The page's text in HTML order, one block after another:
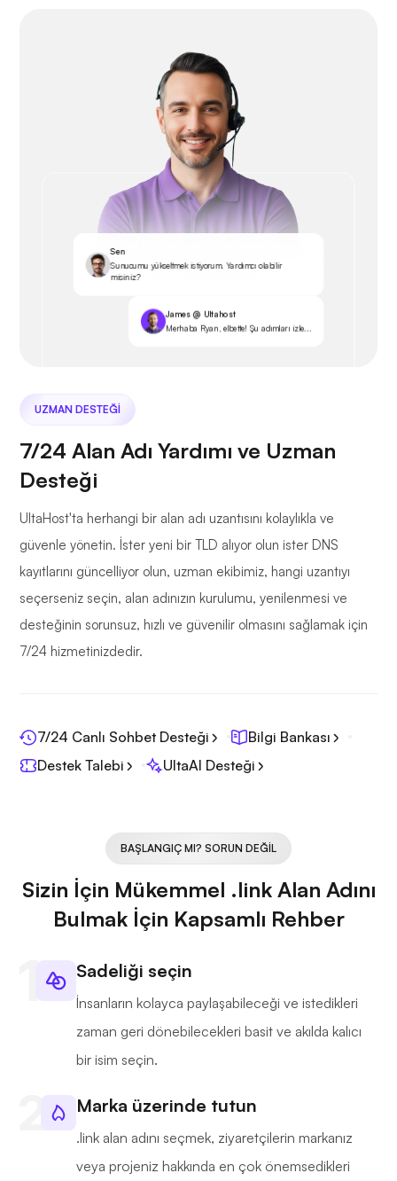
Sen
Sunucumu yükseltmek istiyorum. Yardımcı olabilir
misiniz?
James @ Ultahost
Merhaba Ryan, elbette! Şu adımları izle...
UZMAN DESTEĞI
7/24 Alan Adı Yardımı ve Uzman
Desteği
UltaHost'ta herhangi bir alan adı uzantısını kolaylıkla ve
güvenle yönetin. İster yeni bir TLD alıyor olun ister DNS
kayıtlarını güncelliyor olun, uzman ekibimiz, hangi uzantıyı
seçerseniz seçin, alan adınızın kurulumu, yenilenmesi ve
desteğinin sorunsuz, hızlı ve güvenilir olmasını sağlamak için
7/24 hizmetinizdedir.
7/24 Canlı Sohbet Desteği
Bilgi Bankası
Destek Talebi
UltaAI Desteği
BAŞLANGIÇ MI? SORUN DEĞIL
Sizin İçin Mükemmel .link Alan Adını
Bulmak İçin Kapsamlı Rehber
Sadeliği seçin
İnsanların kolayca paylaşabileceği ve istedikleri
zaman geri dönebilecekleri basit ve akılda kalıcı
bir isim seçin.
Marka üzerinde tutun
.link alan adını seçmek, ziyaretçilerin markanız
veya projeniz hakkında en çok önemsedikleri